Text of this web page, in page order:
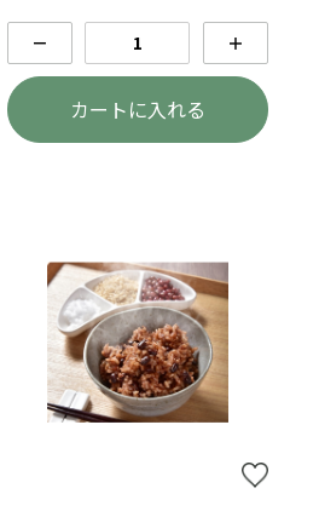
－ ＋
カートに入れる